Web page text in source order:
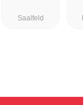
Saalfeld